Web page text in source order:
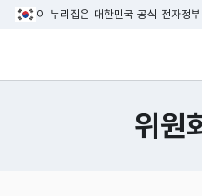
이 누리집은 대한민국 공식 전자정
방송미디어통신
위원